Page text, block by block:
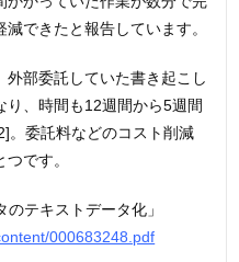
できたと報告しています。
部委託していた書き起こし
、時間も12週間から5週間
。委託料などのコスト削減
です。
テキストデータ化」
000683248.pdf